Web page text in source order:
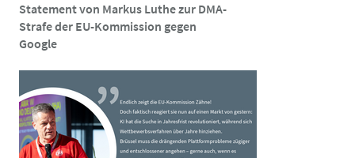
Statement von Markus Luthe zur DMA-
Strafe der EU-Kommission gegen
Google